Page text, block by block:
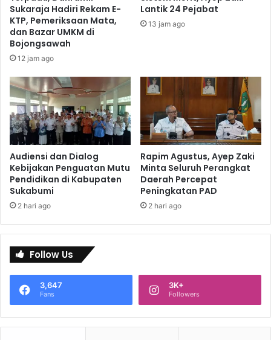
Sukaraja Hadiri Rekam E-
KTP, Pemeriksaan Mata,
dan Bazar UMKM di
Bojongsawah
12 jam ago
Lantik 24 Pejabat
13 jam ago
Audiensi dan Dialog
Kebijakan Penguatan Mutu
Pendidikan di Kabupaten
Sukabumi
2 hari ago
Rapim Agustus, Ayep Zaki
Minta Seluruh Perangkat
Daerah Percepat
Peningkatan PAD
2 hari ago
Follow Us
3,647
Fans
3K+
Followers